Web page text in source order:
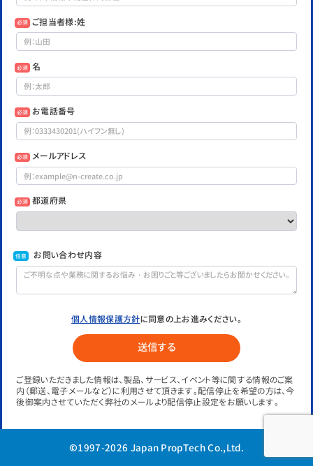
必須 ご担当者様:姓
必須 名
必須 お電話番号
必須 メールアドレス
必須 都道府県
任意 お問い合わせ内容
個人情報保護方針に同意の上お進みください。
ご登録いただきました情報は、製品、サービス、イベント等に関する情報のご案
内（郵送、電子メールなど）に利用させて頂きます。配信停止を希望の方は、今
後御案内させていただく弊社のメールより配信停止設定をお願いします。
©1997-2026 Japan PropTech Co.,Ltd.